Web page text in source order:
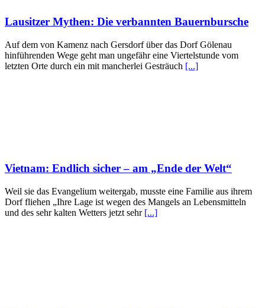
Lausitzer Mythen: Die verbannten Bauernbursche
Auf dem von Kamenz nach Gersdorf über das Dorf Gölenau
hinführenden Wege geht man ungefähr eine Viertelstunde vom
letzten Orte durch ein mit mancherlei Gesträuch [...]
Vietnam: Endlich sicher – am „Ende der Welt“
Weil sie das Evangelium weitergab, musste eine Familie aus ihrem
Dorf fliehen „Ihre Lage ist wegen des Mangels an Lebensmitteln
und des sehr kalten Wetters jetzt sehr [...]